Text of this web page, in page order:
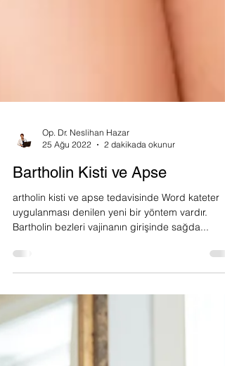
Op. Dr. Neslihan Hazar
2 dakikada okunur
Bartholin Kisti ve Apse
artholin kisti ve apse tedavisinde Word kateter
Bartholin bezleri vajinanın girişinde sağda...